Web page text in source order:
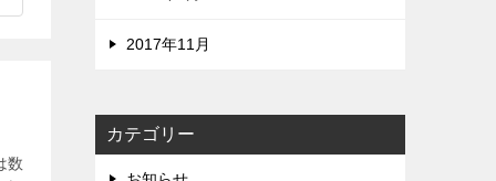
数
2017年11月
カテゴリー